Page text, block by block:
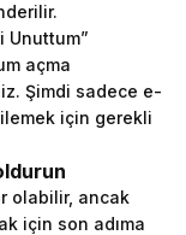
Unuttum”
açma
Şimdi sadece e-
için gerekli
olabilir, ancak
için son adıma